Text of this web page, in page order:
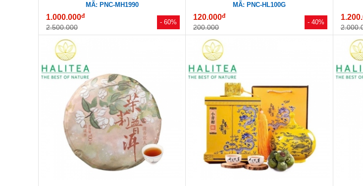
- 60%
MÃ: PNC-MH1990
1.000.000đ
2.500.000
- 40%
MÃ: PNC-HL100G
120.000đ
200.000